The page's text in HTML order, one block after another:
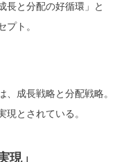
長と分配の好循環」と
プト。
成長戦略と分配戦略。
とされている。
」